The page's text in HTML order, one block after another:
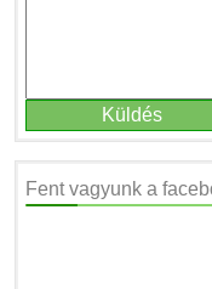
Fent vagyunk a